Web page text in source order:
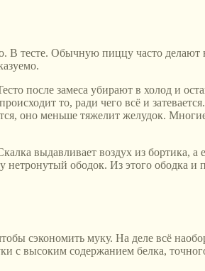
В тесте. Обычную пиццу часто
после замеса убирают в холод и
то, ради чего всё и
оно меньше тяжелит желудок.
выдавливает воздух из бортика,
нетронутый ободок. Из этого
сэкономить муку. На деле всё
с высоким содержанием белка,